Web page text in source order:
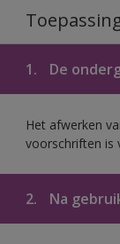
1. De
Het afwerken
voorschriften is
2. Na